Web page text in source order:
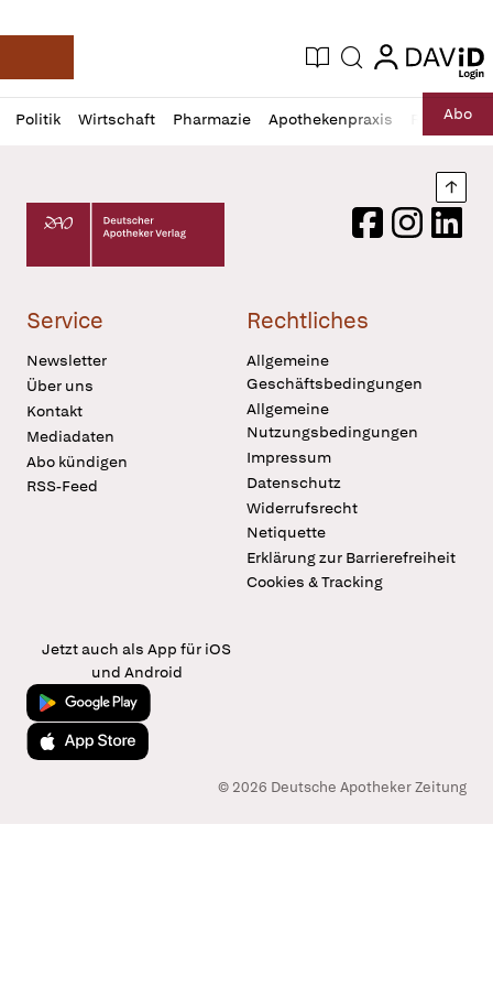
Deutsche Apotheker Zeitung
Aktuelle Ausgabe
Suche login
login
Politik Wirtschaft Pharmazie Apothekenpraxis RechtAbo
Profil
öffnen
Daz
Pur
Deutscher Apotheker Verlag Logo
FacebookInstagram
Service
Newsletter
Über uns
Kontakt
Mediadaten
Abo kündigen
RSS-Feed
Rechtliches
Allgemeine
Geschäftsbedingungen
Allgemeine
Nutzungsbedingungen
Impressum
Datenschutz
Widerrufsrecht
Netiquette
Erklärung zur Barrierefreiheit
Cookies & Tracking
Jetzt auch als App für iOS
und Android
Jetzt bei Google Play
Laden im App Store
© 2026 Deutsche Apotheker Zeitung